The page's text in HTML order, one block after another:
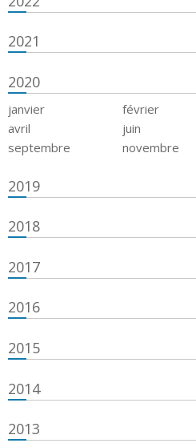
2021
2020
janvier février
avril
juin
septembre
novembre
2019
2018
2017
2016
2015
2014
2013